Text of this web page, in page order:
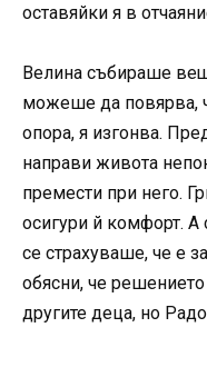
оставяйки я в
Велина събираше
можеше да повярва,
опора, я изгонва.
направи живота
премести при него.
осигури й комфорт. А
се страхуваше, че е
обясни, че
другите деца, но